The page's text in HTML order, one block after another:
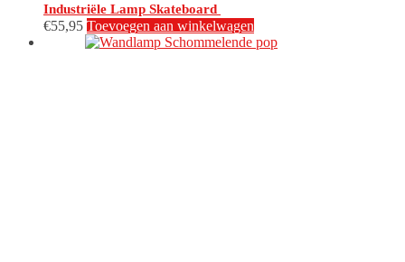
Industriële Lamp Skateboard
€55,95 Toevoegen aan winkelwagen